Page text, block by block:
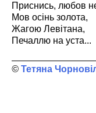
Приснись, любов
Мов осінь золота,
Жагою Левітана,
Печаллю на уста...
Тетяна